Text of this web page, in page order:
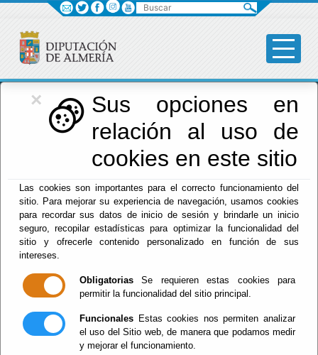
×
Sus opciones en
relación al uso de
cookies en este sitio
Las cookies son importantes para el correcto funcionamiento del
sitio. Para mejorar su experiencia de navegación, usamos cookies
para recordar sus datos de inicio de sesión y brindarle un inicio
seguro, recopilar estadísticas para optimizar la funcionalidad del
sitio y ofrecerle contenido personalizado en función de sus
intereses.
Obligatorias Se requieren estas cookies para
permitir la funcionalidad del sitio principal.
Funcionales Estas cookies nos permiten analizar
el uso del Sitio web, de manera que podamos medir
y mejorar el funcionamiento.
Diputación
Menú Diputación
Escuchar
Red Provincial
Intranet Provincial
Intranet Adheridos
Intranet Beneficiarios
Servicios EE.LL.
Red Provincial
Buscar